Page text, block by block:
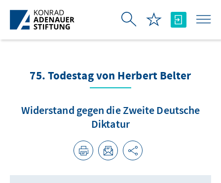
Zum Hauptinhalt springen
75. Todestag von Herbert Belter
Widerstand gegen die Zweite Deutsche
Diktatur